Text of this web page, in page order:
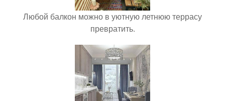
Любой балкон можно в уютную летнюю террасу
превратить.